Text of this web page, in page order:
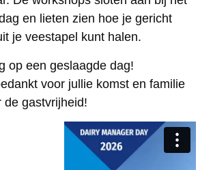
en lieten zien hoe je gericht
je veestapel kunt halen.
op een geslaagde dag!
voor jullie komst en familie
de gastvrijheid!